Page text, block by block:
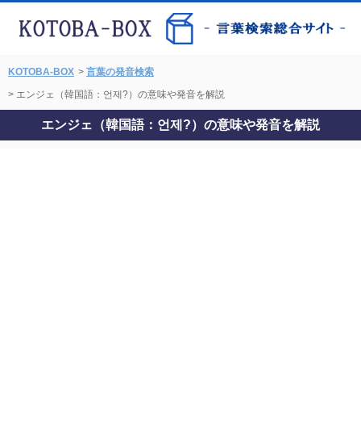
KOTOBA-BOX > 言葉の発音検索
> エンジェ（韓国語：언제?）の意味や発音を解説
エンジェ（韓国語：언제?）の意味や発音を解説